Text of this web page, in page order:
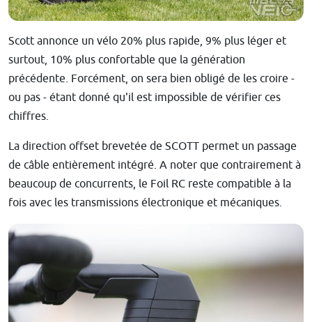
Scott annonce un vélo 20% plus rapide, 9% plus léger et
surtout, 10% plus confortable que la génération
précédente. Forcément, on sera bien obligé de les croire -
ou pas - étant donné qu'il est impossible de vérifier ces
chiffres.
La direction offset brevetée de SCOTT permet un passage
de câble entièrement intégré. A noter que contrairement à
beaucoup de concurrents, le Foil RC reste compatible à la
fois avec les transmissions électronique et mécaniques.